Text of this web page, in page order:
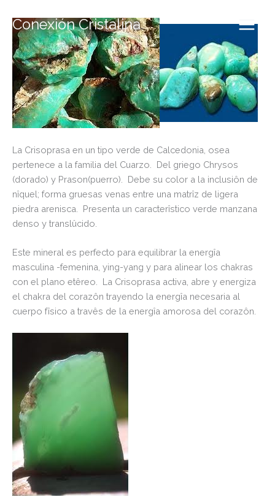
contenido
Conexión Cristalina
La Crisoprasa en un tipo verde de Calcedonia, osea
pertenece a la familia del Cuarzo. Del griego Chrysos
(dorado) y Prason(puerro). Debe su color a la inclusiôn de
nîquel; forma gruesas venas entre una matrîz de ligera
piedra arenisca. Presenta un caracterîstico verde manzana
denso y translûcido.
Este mineral es perfecto para equilibrar la energîa
masculina -femenina, ying-yang y para alinear los chakras
con el plano etêreo. La Crisoprasa activa, abre y energiza
el chakra del corazôn trayendo la energîa necesaria al
cuerpo fîsico a travês de la energîa amorosa del corazôn.